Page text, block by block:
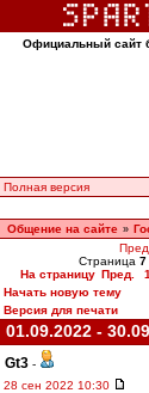
Официальный сайт
Полная версия
Общение на сайте »
Страница 7
На страницу Пред. 1
Начать новую тему
Версия для печати
01.09.2022 -
Gt3 -
28 сен 2022 10:30